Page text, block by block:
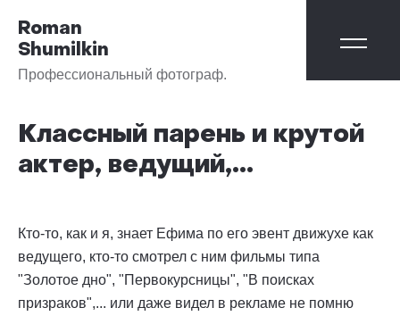
Roman
Shumilkin
Профессиональный фотограф.
Классный парень и крутой
актер, ведущий,...
Кто-то, как и я, знает Ефима по его эвент движухе как
ведущего, кто-то смотрел с ним фильмы типа
"Золотое дно", "Первокурсницы", "В поисках
призраков",... или даже видел в рекламе не помню